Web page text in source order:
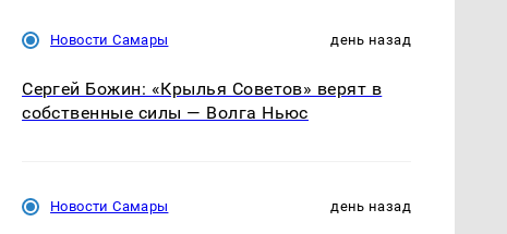
Новости Самары день назад
Сергей Божин: «Крылья Советов» верят в
собственные силы — Волга Ньюс
Новости Самары день назад